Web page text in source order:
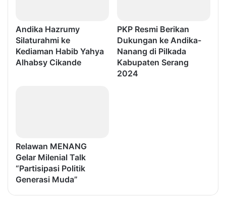
Andika Hazrumy
Silaturahmi ke
Kediaman Habib Yahya
Alhabsy Cikande
PKP Resmi Berikan
Dukungan ke Andika-
Nanang di Pilkada
Kabupaten Serang
2024
Relawan MENANG
Gelar Milenial Talk
“Partisipasi Politik
Generasi Muda”